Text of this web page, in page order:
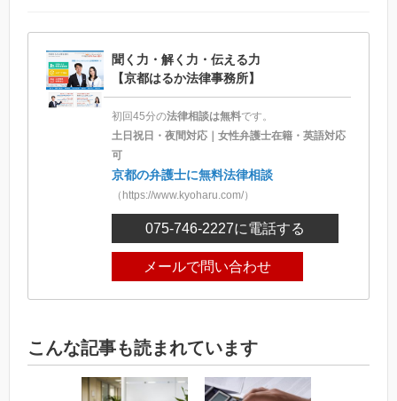
聞く力・解く力・伝える力
【京都はるか法律事務所】
初回45分の法律相談は無料です。
土日祝日・夜間対応｜女性弁護士在籍・英語対応
可
京都の弁護士に無料法律相談
（https://www.kyoharu.com/）
075-746-2227に電話する
メールで問い合わせ
こんな記事も読まれています